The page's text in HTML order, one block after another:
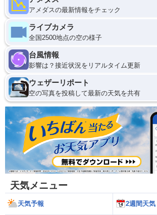
アメダスの最新情報をチェック
ライブカメラ
全国2500地点の空の様子
台風情報
影響は？接近状況をリアルタイム更新
ウェザーリポート
空の写真を投稿して最新の天気を共有
天気メニュー
天気予報 2週間天気